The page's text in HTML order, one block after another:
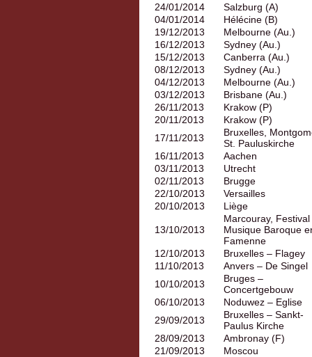
24/01/2014
Salzburg (A)
04/01/2014
Hélécine (B)
19/12/2013
Melbourne (Au.)
16/12/2013
Sydney (Au.)
15/12/2013
Canberra (Au.)
08/12/2013
Sydney (Au.)
04/12/2013
Melbourne (Au.)
03/12/2013
Brisbane (Au.)
26/11/2013
Krakow (P)
20/11/2013
Krakow (P)
17/11/2013
Bruxelles,
St. Pauluskirche
16/11/2013
Aachen
03/11/2013
Utrecht
02/11/2013
Brugge
22/10/2013
Versailles
20/10/2013
Liège
13/10/2013
Marcouray, Festival
Musique Baroque
Famenne
12/10/2013
Bruxelles – Flagey
11/10/2013
Anvers – De Singel
10/10/2013
Bruges –
Concertgebouw
06/10/2013
Noduwez – Eglise
29/09/2013
Bruxelles – Sankt-
Paulus Kirche
28/09/2013
Ambronay (F)
21/09/2013
Moscou